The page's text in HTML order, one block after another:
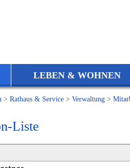
LEBEN & WOHNEN
> Rathaus & Service > Verwaltung >
Liste